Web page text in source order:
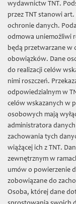
TNT
Nowości
Filologiczno
Fontes
Popularnonaukowe
Poza seriami
Prace Archeologiczne
Roczniki
wydawnictw TNT.
przez TNT stanowi
ochronie danych.
odmowa uniemożliwi
będą przetwarzane w
obowiązków. Dane
do realizacji celów
nimi roszczeń.
odpowiedzialnym w
celów wskazanych w
osobowych mają
administratora
zachowania tych
wiążącej ich z TNT.
zewnętrznym w
umów o powierzenie
zobowiązane do
Osoba, której dane